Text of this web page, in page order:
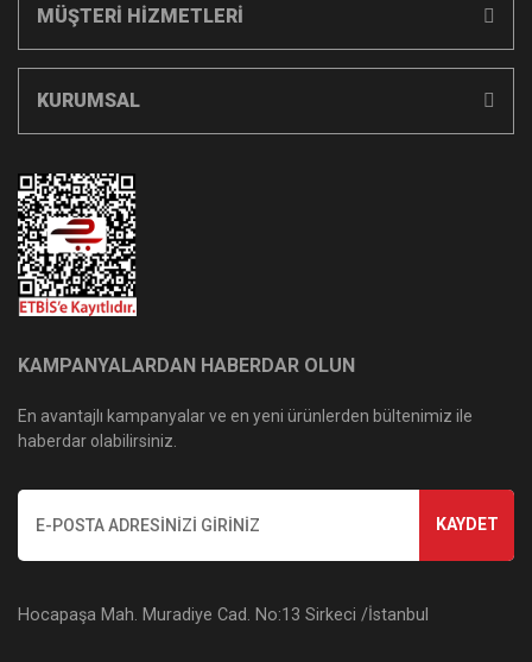
MÜŞTERİ HİZMETLERİ
KURUMSAL
KAMPANYALARDAN HABERDAR OLUN
En avantajlı kampanyalar ve en yeni ürünlerden bültenimiz ile
haberdar olabilirsiniz.
KAYDET
Hocapaşa Mah. Muradiye Cad. No:13 Sirkeci /İstanbul